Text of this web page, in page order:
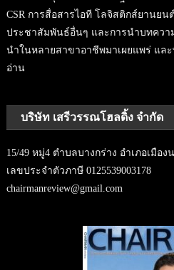
CSR การสื่อสารไอที โลจิสติกส์ยานย
ประชาสัมพันธ์อื่นๆ และการนำบทคว
นำในหลายสาขาอาชีพมาเผยแพร่ แล
อ่าน
บริษัท เสรีวรรณโฮลดิ้ง จำกัด
15/49 หมู่4 ตำบลบางกร่าง อำเภอเมือ
เลขประจำตัวภาษี 0125539003178
chairmanreview@gmail.com